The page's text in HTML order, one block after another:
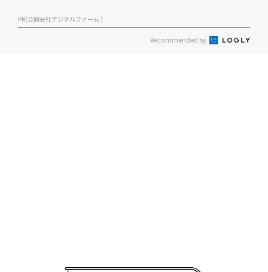
PR(合同会社デジタルファーム )
Recommended by